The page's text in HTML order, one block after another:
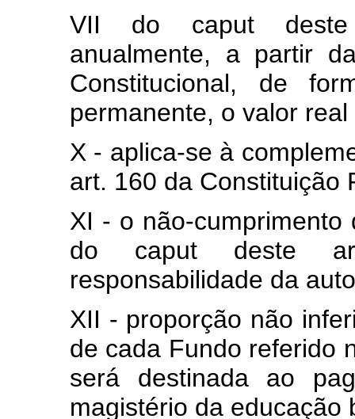
VII do caput deste
anualmente, a partir
Constitucional, de
permanente, o valor
X - aplica-se à
art. 160 da Constituição
XI - o não-
do caput deste
responsabilidade da
XII - proporção não
de cada Fundo referido
será destinada ao
magistério da educação